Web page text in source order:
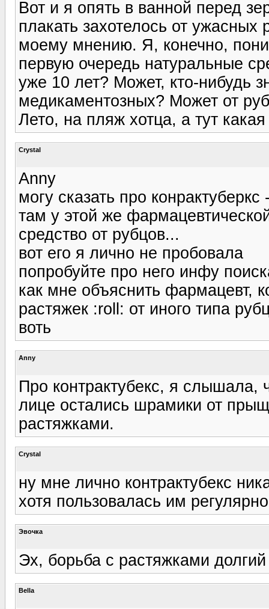
Вот и я опять в ванной перед
плакать захотелось от
моему мнению. Я, конечно,
первую очередь натуральные
уже 10 лет? Может, кто-нибудь
медикаментозных? Может от
Лето, на пляж хотца, а тут
Crystal
Anny
могу сказать про
там у этой же
средство от рубцов...
вот его я лично не пробовала
попробуйте про него инфу
как мне объяснить фармацевт,
растяжек :roll: от иного типа
воть
Anny
Про контрактубекс, я слышала,
лице остались шрамики от
растяжками.
Crystal
ну мне лично контрактубекс
хотя пользовалась им регулярно
Эвочка
Эх, борьба с растяжками
Bella